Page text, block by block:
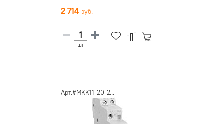
2 714
шт
Арт.#MKK11-20-2...